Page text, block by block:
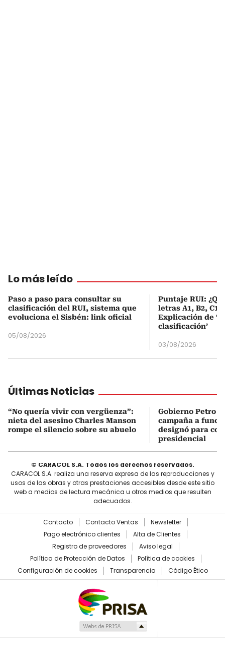
Lo más leído
Paso a paso para consultar su
clasificación del RUI, sistema que
evoluciona el Sisbén: link oficial
05/08/2026
Puntaje RUI:
letras A1, B2, C1
Explicación de
clasificación’
03/08/2026
Últimas Noticias
“No quería vivir con vergüenza”:
nieta del asesino Charles Manson
rompe el silencio sobre su abuelo
Gobierno Petro
campaña a
designó para
presidencial
© CARACOL S.A. Todos los derechos reservados.
CARACOL S.A. realiza una reserva expresa de las reproducciones y
usos de las obras y otras prestaciones accesibles desde este sitio
web a medios de lectura mecánica u otros medios que resulten
adecuados.
Contacto Contacto Ventas
Newsletter
Pago electrónico clientes
Alta de Clientes
Registro de proveedores
Aviso legal
Política de Protección de Datos
Política de cookies
Configuración de cookies
Transparencia Código Ético